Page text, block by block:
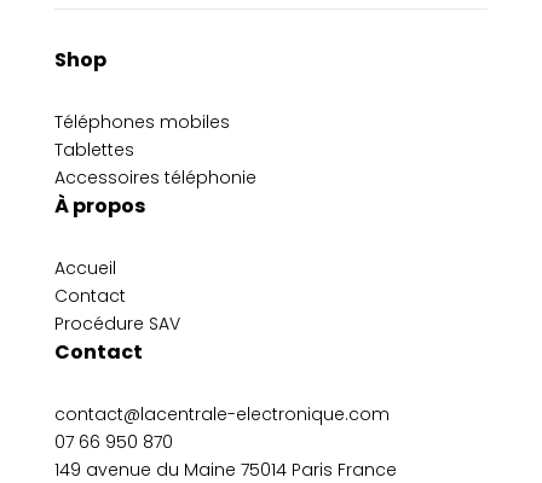
Shop
Téléphones mobiles
Tablettes
Accessoires téléphonie
À propos
Accueil
Contact
Procédure SAV
Contact
contact@lacentrale-electronique.com
07 66 950 870
149 avenue du Maine 75014 Paris France